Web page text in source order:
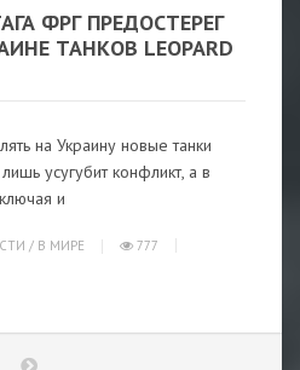
ФРГ ПРЕДОСТЕРЕГ
ТАНКОВ LEOPARD
на Украину новые танки
усугубит конфликт, а в
и
/ В МИРЕ
777